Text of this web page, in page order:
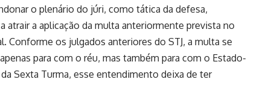
o plenário do júri, como tática da defesa,
atrair a aplicação da multa anteriormente prevista no
Conforme os julgados anteriores do STJ, a multa se
para com o réu, mas também para com o Estado-
Sexta Turma, esse entendimento deixa de ter